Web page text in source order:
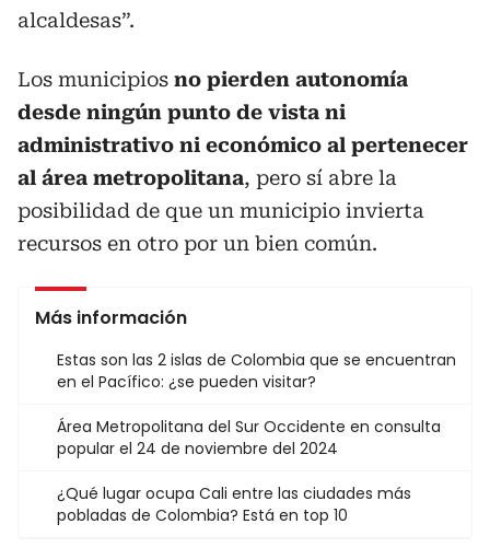
alcaldesas”.
Los municipios no pierden autonomía
desde ningún punto de vista ni
administrativo ni económico al pertenecer
al área metropolitana, pero sí abre la
posibilidad de que un municipio invierta
recursos en otro por un bien común.
Más información
Estas son las 2 islas de Colombia que se encuentran
en el Pacífico: ¿se pueden visitar?
Área Metropolitana del Sur Occidente en consulta
popular el 24 de noviembre del 2024
¿Qué lugar ocupa Cali entre las ciudades más
pobladas de Colombia? Está en top 10